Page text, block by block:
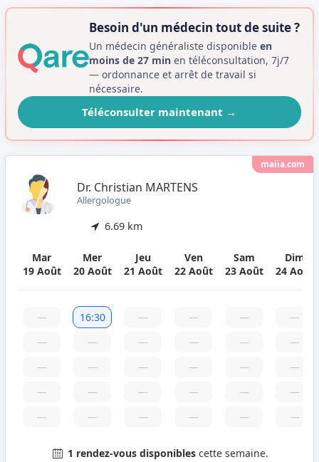
Besoin d'un médecin tout de suite ?
Un médecin généraliste disponibleen
moins de 27 min en téléconsultation, 7j/7
— ordonnance et arrêt de travail si
nécessaire.
Téléconsulter maintenant →
maiia.com
Dr. Christian MARTENS
Allergologue
6.69 km
Mar
19 Août
Mer
20 Août
Jeu
21 Août
Ven
22 Août
Sam
23 Août
Dim
24 Août
—
—
—
—
—
16:30
—
—
—
—
—
—
—
—
—
—
—
—
—
—
—
—
—
—
—
—
—
—
—
—
1 rendez-vous disponibles cette semaine.